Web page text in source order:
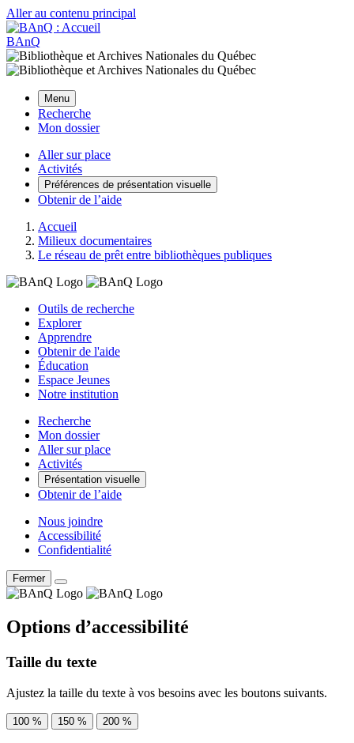
Aller au contenu principal
BAnQ
Menu
Recherche
Mon dossier
Aller sur place
Activités
Préférences de présentation visuelle
Obtenir de l’aide
Accueil
Milieux documentaires
Le réseau de prêt entre bibliothèques publiques
Outils de recherche
Explorer
Apprendre
Obtenir de l'aide
Éducation
Espace Jeunes
Notre institution
Recherche
Mon dossier
Aller sur place
Activités
Présentation visuelle
Obtenir de l’aide
Nous joindre
Accessibilité
Confidentialité
Fermer
Options d’accessibilité
Taille du texte
Ajustez la taille du texte à vos besoins avec les boutons suivants.
100 % 150 % 200 %